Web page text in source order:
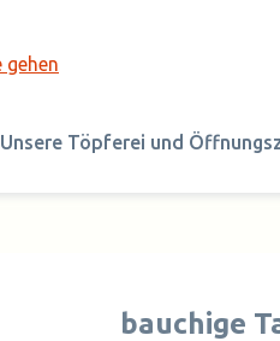
Unsere Töpferei und
bauchige